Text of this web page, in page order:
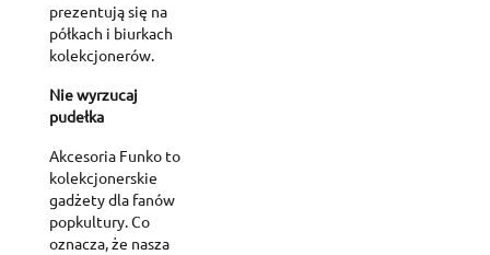
prezentują się na
półkach i biurkach
kolekcjonerów.
Nie wyrzucaj
pudełka
Akcesoria Funko to
kolekcjonerskie
gadżety dla fanów
popkultury. Co
oznacza, że nasza